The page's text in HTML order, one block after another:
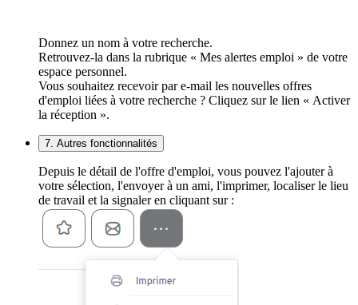
Donnez un nom à votre recherche.
Retrouvez-la dans la rubrique « Mes alertes emploi » de votre
espace personnel.
Vous souhaitez recevoir par e-mail les nouvelles offres
d'emploi liées à votre recherche ? Cliquez sur le lien « Activer
la réception ».
7. Autres fonctionnalités
Depuis le détail de l'offre d'emploi, vous pouvez l'ajouter à
votre sélection, l'envoyer à un ami, l'imprimer, localiser le lieu
de travail et la signaler en cliquant sur :